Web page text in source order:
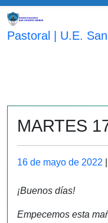
Saltar
contenido
Pastoral | U.E.
MARTES
Publicado
16 de mayo de 2022
¡Buenos días!
Empecemos esta